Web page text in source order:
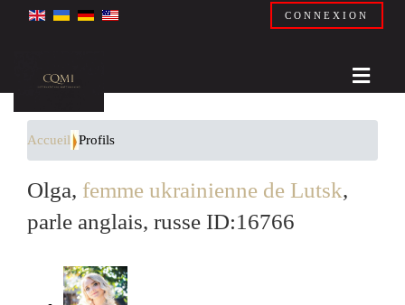
CONNEXION
Accueil Profils
Olga, femme ukrainienne de Lutsk,
parle anglais, russe ID:16766